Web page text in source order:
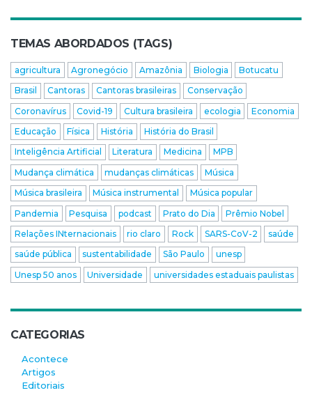
TEMAS ABORDADOS (TAGS)
agricultura Agronegócio Amazônia Biologia
Botucatu
Brasil
Cantoras Cantoras brasileiras
Conservação
Coronavírus
Covid-19 Cultura brasileira ecologia
Economia
Educação
Física História
História do Brasil
Inteligência Artificial
Literatura Medicina
MPB
Mudança climática
mudanças climáticas
Música
Música brasileira
Música instrumental
Música popular
Pandemia
Pesquisa podcast Prato do Dia
Prêmio Nobel
Relações INternacionais
rio claro Rock SARS-CoV-2
saúde
saúde pública
sustentabilidade São Paulo
unesp
Unesp 50 anos
Universidade universidades estaduais paulistas
CATEGORIAS
Acontece
Artigos
Editoriais